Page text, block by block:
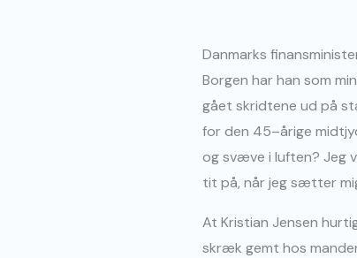
Danmarks
Borgen har han som
gået skridtene ud på
for den 45–årige
og svæve i luften? Jeg
tit på, når jeg sætter
At Kristian Jensen
skræk gemt hos